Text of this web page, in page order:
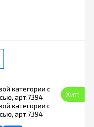
Хит!